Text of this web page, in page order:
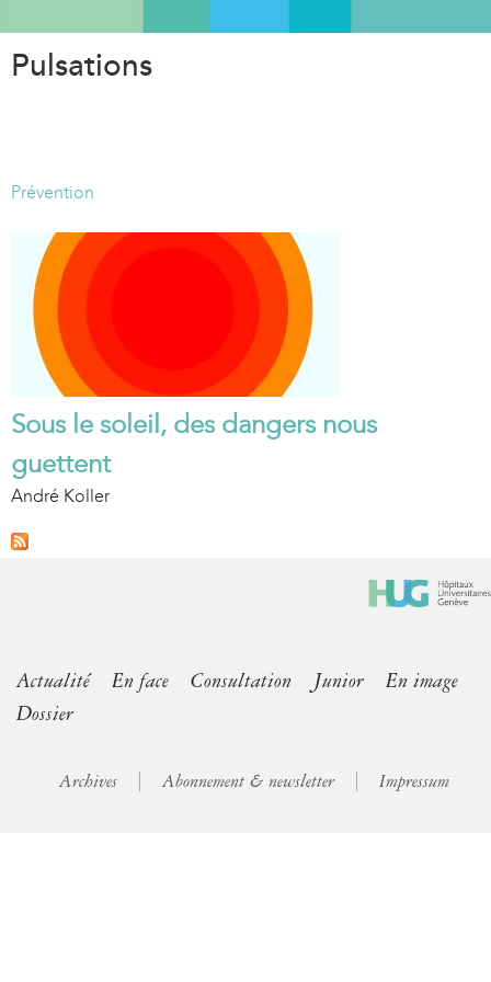
Pulsations
Prévention
Sous le soleil, des dangers nous
guettent
André Koller
Actualité En face Consultation Junior
En image
Dossier
Archives Abonnement & newsletter Impressum